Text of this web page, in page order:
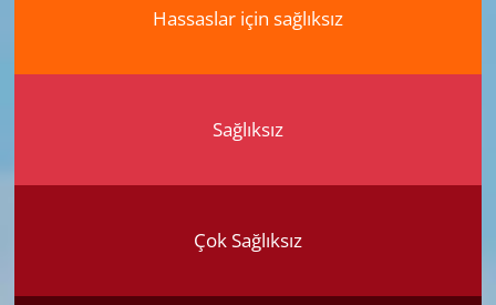
Hassaslar için sağlıksız
Sağlıksız
Çok Sağlıksız